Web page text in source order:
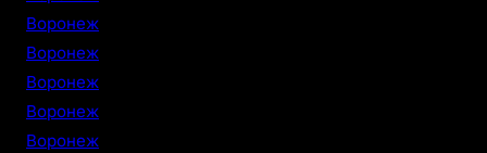
Воронеж
Воронеж
Воронеж
Воронеж
Воронеж